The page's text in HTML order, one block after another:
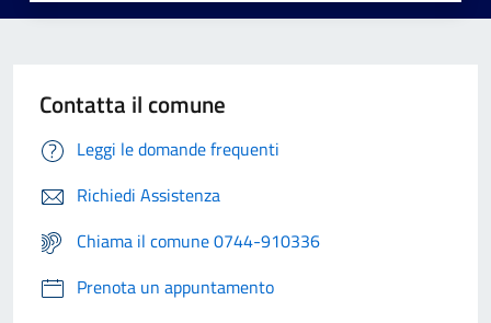
Contatta il comune
Leggi le domande frequenti
Richiedi Assistenza
Chiama il comune 0744-910336
Prenota un appuntamento